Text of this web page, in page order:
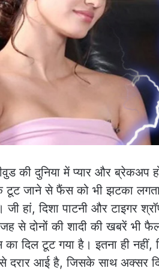
की दुनिया में प्यार और ब्रेकअप
टूट जाने से फैंस को भी झटका
जी हां, दिशा पाटनी और टाइगर
से दोनों की शादी की खबरें भी
दिल टूट गया है। इतना ही नहीं,
दरार आई है, जिसके साथ अक्सर